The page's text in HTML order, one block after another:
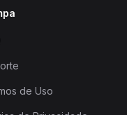
de Uso